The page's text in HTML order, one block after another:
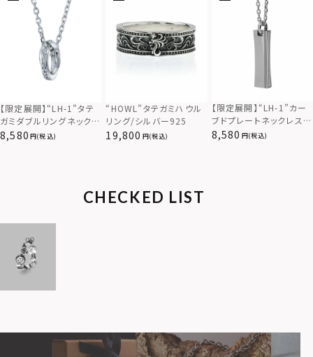
【限定展開】“LH-1”タテ
ガミダブルリングネックレ
ス（ツイスト/シルバー）/
8,580 (税込)
“HOWL”タテガミハウル
リング/シルバー925
19,800 (税込)
【限定展開】“LH-1”カー
ブドプレートネックレス/
サージカルステンレス（金
8,580 (税込)
CHECKED LIST